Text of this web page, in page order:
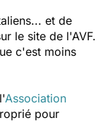
et de
le site de l'AVF.
c'est moins
Association
pour